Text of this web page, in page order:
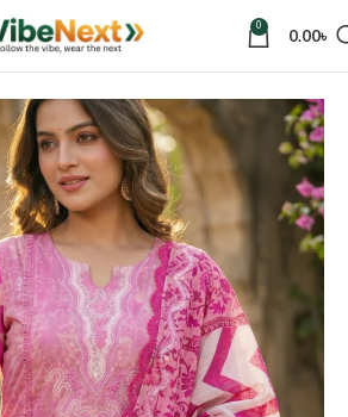
0 0.00৳
Three Piece